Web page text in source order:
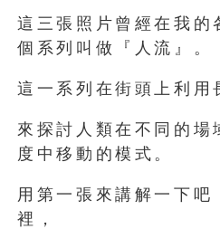
這三張照片曾經在我的
個系列叫做『人流』。
這一系列在街頭上利用
來探討人類在不同的場
度中移動的模式。
用第一張來講解一下吧
裡，